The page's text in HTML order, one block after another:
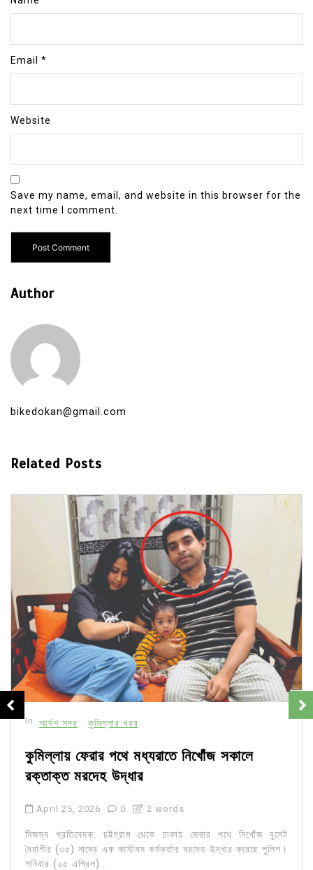
Email *
Website
Save my name, email, and website in this browser for the
next time I comment.
Author
bikedokan@gmail.com
Related Posts
In আর্দশ সদর কুমিল্লার খবর
কুমিল্লায় ফেরার পথে মধ্যরাতে নিখোঁজ সকালে
রক্তাক্ত মরদেহ উদ্ধার
April 25, 2026 0 2 words
নিজস্ব প্রতিবেদক: চট্টগ্রাম থেকে ঢাকায় ফেরার পথে নিখোঁজ বুলেট
বৈরাগীর (৩৫) নামের এক কাস্টমস কর্মকর্তার মরদেহ উদ্ধার করেছে পুলিশ।
শনিবার (২৫ এপ্রিল)...